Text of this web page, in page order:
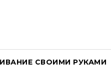
СВОИМИ РУКАМИ